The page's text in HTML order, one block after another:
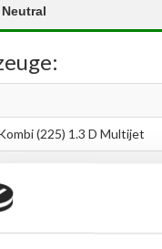
Neutral
(225) 1.3 D Multijet
JTD
PUNTO (199) 1.3 D Multijet